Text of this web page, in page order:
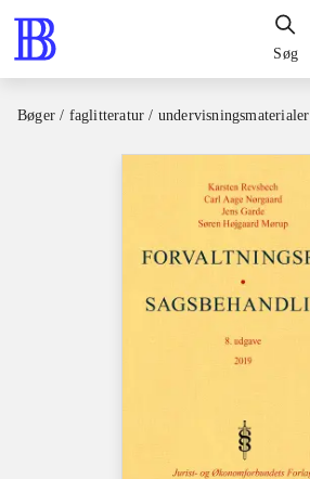
Søg
Bøger / faglitteratur / undervisningsmaterialer